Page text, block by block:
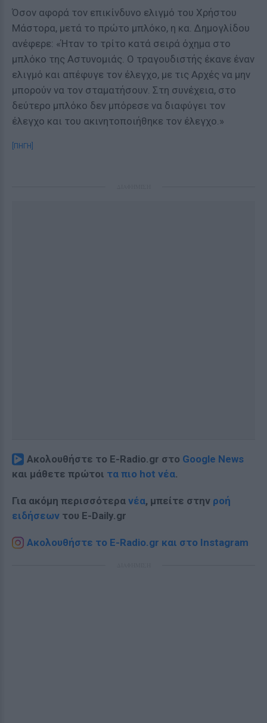
Όσον αφορά τον επικίνδυνο ελιγμό του Χρήστου
Μάστορα, μετά το πρώτο μπλόκο, η κα. Δημογλίδου
ανέφερε: «Ήταν το τρίτο κατά σειρά όχημα στο
μπλόκο της Αστυνομιάς. Ο τραγουδιστής έκανε έναν
ελιγμό και απέφυγε τον έλεγχο, με τις Αρχές να μην
μπορούν να τον σταματήσουν. Στη συνέχεια, στο
δεύτερο μπλόκο δεν μπόρεσε να διαφύγει τον
έλεγχο και του ακινητοποιήθηκε τον έλεγχο.»
[ΠΗΓΗ]
Ακολουθήστε το E-Radio.gr στο Google News
και μάθετε πρώτοι τα πιο hot νέα.
Για ακόμη περισσότερα νέα, μπείτε στην ροή
ειδήσεων του E-Daily.gr
Ακολουθήστε το E-Radio.gr και στο Instagram